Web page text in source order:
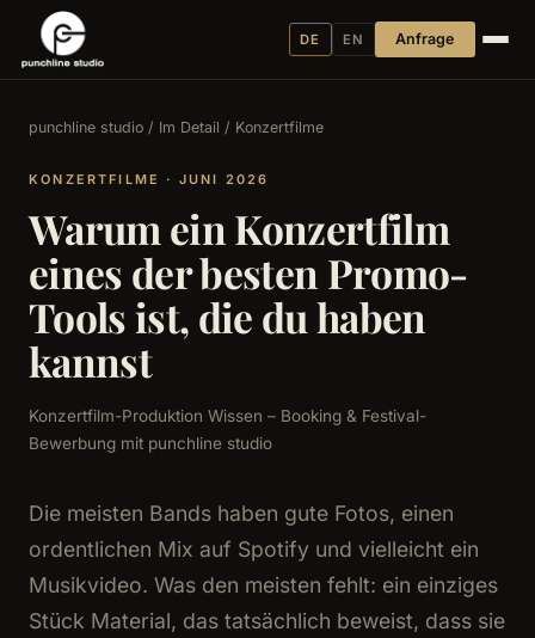
DE EN Anfrage
punchline studio / Im Detail / Konzertfilme
KONZERTFILME · JUNI 2026
Warum ein Konzertfilm
eines der besten Promo-
Tools ist, die du haben
kannst
Konzertfilm-Produktion Wissen – Booking & Festival-
Bewerbung mit punchline studio
Die meisten Bands haben gute Fotos, einen
ordentlichen Mix auf Spotify und vielleicht ein
Musikvideo. Was den meisten fehlt: ein einziges
Stück Material, das tatsächlich beweist, dass sie